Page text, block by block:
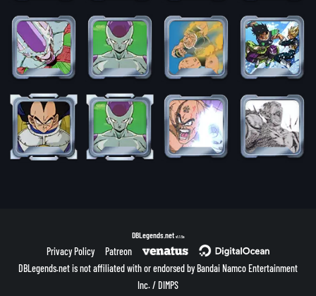
DBLegends.net v1.1.5a
Privacy Policy
Patreon
DBLegends.net is not affiliated with or endorsed by Bandai Namco Entertainment
Inc. / DIMPS